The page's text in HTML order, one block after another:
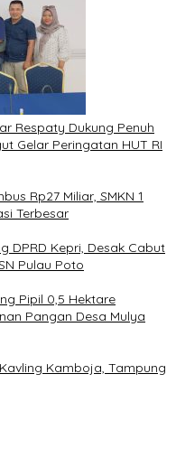
Respaty Dukung Penuh
Gelar Peringatan HUT RI
Rp27 Miliar, SMKN 1
Terbesar
DPRD Kepri, Desak Cabut
Pulau Poto
Pipil 0,5 Hektare
Pangan Desa Mulya
Kamboja, Tampung